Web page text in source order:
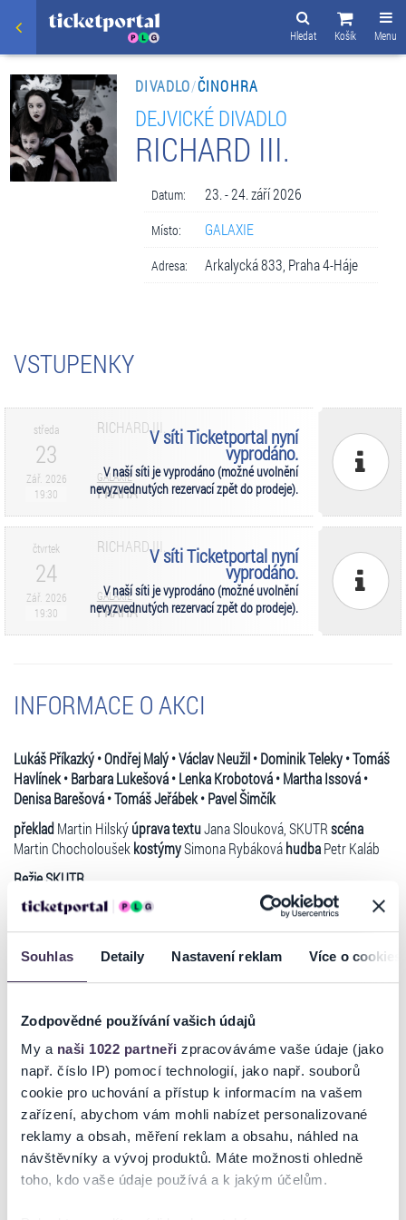
Souhlas Detaily Nastavení reklam Více o cookies
Zodpovědné používání vašich údajů
My a naši 1022 partneři zpracováváme vaše údaje (jako
např. číslo IP) pomocí technologií, jako např. souborů
cookie pro uchování a přístup k informacím na vašem
zařízení, abychom vám mohli nabízet personalizované
reklamy a obsah, měření reklam a obsahu, náhled na
návštěvníky a vývoj produktů. Máte možnosti ohledně
toho, kdo vaše údaje používá a k jakým účelům.
Menu
Košík
Hledat
DIVADLO/ČINOHRA
DEJVICKÉ DIVADLO
RICHARD III.
Datum: 23. - 24. září 2026
Místo: GALAXIE
Adresa: Arkalycká 833, Praha 4-Háje
VSTUPENKY
středa
23
Zář. 2026
19:30
V síti Ticketportal nyní
vyprodáno.
V naší síti je vyprodáno (možné uvolnění
nevyzvednutých rezervací zpět do prodeje).
RICHARD III.
GALAXIE
PRAHA
čtvrtek
24
Zář. 2026
19:30
V síti Ticketportal nyní
vyprodáno.
V naší síti je vyprodáno (možné uvolnění
nevyzvednutých rezervací zpět do prodeje).
RICHARD III.
GALAXIE
PRAHA
INFORMACE O AKCI
Lukáš Příkazký • Ondřej Malý • Václav Neužil • Dominik Teleky • Tomáš
Havlínek • Barbara Lukešová • Lenka Krobotová • Martha Issová •
Denisa Barešová • Tomáš Jeřábek • Pavel Šimčík
překladMartin Hilskýúprava textuJana Slouková, SKUTRscéna
Martin Chocholoušek kostýmySimona RybákováhudbaPetr Kaláb
Režie SKUTR
„Proč Richard III.? Spolupracujeme se souborem poprvé, a tak jsme
hledali nějaký pevný text, který bude obrazivý a zároveň nenuceně
aktuální. A také v souboru byl hlad po pravidelném textu.
Shakespeare to vše splňuje, a ještě ke všemu je Richard III. skvělá hra
plná černého humoru. Doufáme, že ho během zkoušení udržíme.“
SKUTR (Lukáš Trpišovský a Martin Kukučka)
Do titulní role vévody z Glostru vybrala režisérská dvojice Lukáše
Příkazkého.
„Shodli jsme se od začátku, že nechceme jít cestou kulhajícího
hrbatého ošklivce. Spíše mu pokulhává morálka, má dost ohnutý
charakter a hodně ošklivou duši. Mistr přetvářky. Nevyzpytatelný.
Chladnokrevný vrah,“ popisuje sám Příkazký, jaký by měl být Richard
III. v jeho podání.
Ticketportal je zárukou pravosti vstupenek
Na stránkách společnosti Ticketportal si vždy zakoupíte
originální vstupenky.
Ticketportal nemůže zaručit pravost vstupenek